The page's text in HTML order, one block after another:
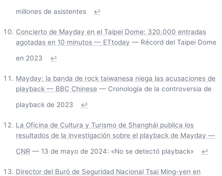
millones de asistentes
↩
Concierto de Mayday en el Taipei Dome: 320.000 entradas
agotadas en 10 minutos — ETtoday — Récord del Taipei Dome
en 2023
↩
Mayday: la banda de rock taiwanesa niega las acusaciones de
playback — BBC Chinese — Cronología de la controversia de
playback de 2023
↩
La Oficina de Cultura y Turismo de Shanghái publica los
resultados de la investigación sobre el playback de Mayday —
CNR — 13 de mayo de 2024: «No se detectó playback» ↩
Director del Buró de Seguridad Nacional Tsai Ming-yen en